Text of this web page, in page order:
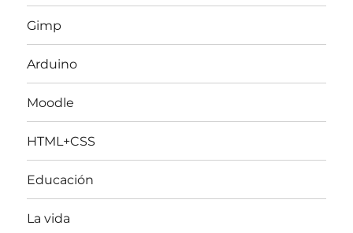
Gimp
Arduino
Moodle
HTML+CSS
Educación
La vida